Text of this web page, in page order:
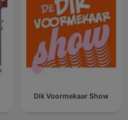
Dik Voormekaar Show